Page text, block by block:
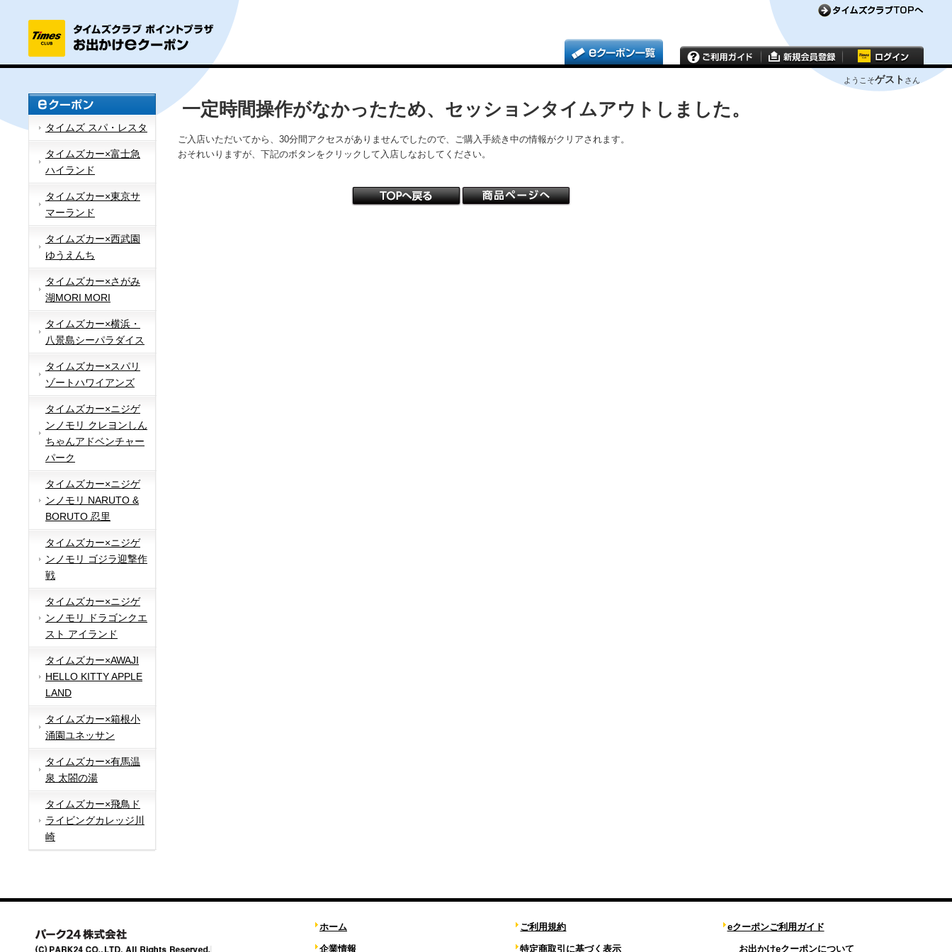
ようこそゲスト さん
タイムズ スパ・レスタ
タイムズカー×富士急
ハイランド
タイムズカー×東京サ
マーランド
タイムズカー×西武園
ゆうえんち
タイムズカー×さがみ
湖MORI MORI
タイムズカー×横浜・
八景島シーパラダイス
タイムズカー×スパリ
ゾートハワイアンズ
タイムズカー×ニジゲ
ンノモリ クレヨンしん
ちゃんアドベンチャー
パーク
タイムズカー×ニジゲ
ンノモリ NARUTO &
BORUTO 忍里
タイムズカー×ニジゲ
ンノモリ ゴジラ迎撃作
戦
タイムズカー×ニジゲ
ンノモリ ドラゴンクエ
スト アイランド
タイムズカー×AWAJI
HELLO KITTY APPLE
LAND
タイムズカー×箱根小
涌園ユネッサン
タイムズカー×有馬温
泉 太閤の湯
タイムズカー×飛鳥ド
ライビングカレッジ川
崎
一定時間操作がなかったため、セッションタイムアウトしました。
ご入店いただいてから、30分間アクセスがありませんでしたので、ご購入手続き中の情報がクリアされます。
おそれいりますが、下記のボタンをクリックして入店しなおしてください。
ホーム
企業情報
ご利用規約
特定商取引に基づく表示
eクーポンご利用ガイド
お出かけeクーポンについて